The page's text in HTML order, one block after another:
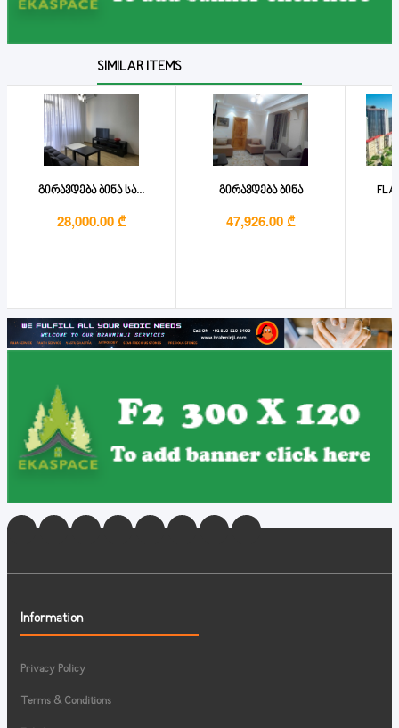
SIMILAR ITEMS
გირავდება ბინა სა...
28,000.00 ₾
გირავდება ბინა
47,926.00 ₾
Information
Privacy Policy
Terms & Conditions